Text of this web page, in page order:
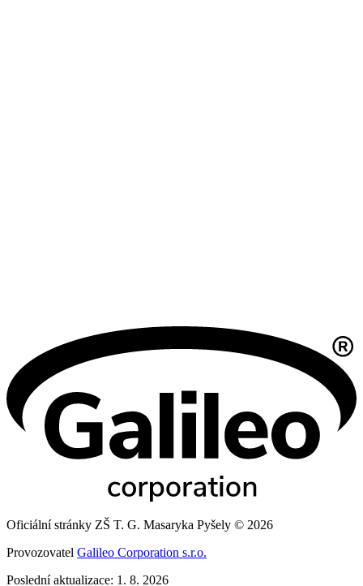
Oficiální stránky ZŠ T. G. Masaryka Pyšely © 2026
Provozovatel Galileo Corporation s.r.o.
Poslední aktualizace: 1. 8. 2026